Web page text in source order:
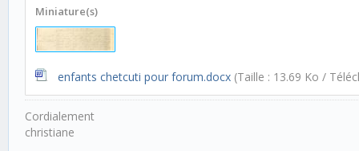
Miniature(s)
enfants chetcuti pour forum.docx (Taille : 13.69 Ko /
Cordialement
christiane